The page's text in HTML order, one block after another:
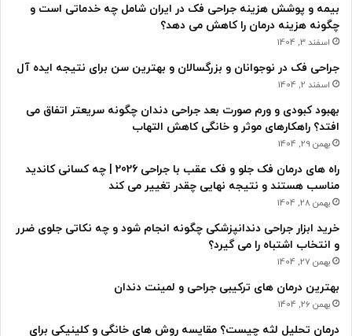
بیمه و پوشش هزینه جراحی فک در ایران شامل چه خدماتی است و
چگونه هزینه درمان را کاهش می دهد؟
اسفند 3, 1404
جراحی فک در نوجوانان و بزرگسالان و بهترین سن برای نتیجه ایده آل
اسفند 2, 1404
بهبود کبودی و ورم صورت بعد جراحی دندان چگونه سریعتر اتفاق می
افتد؟ راهکارهای موثر و خانگی کاهش التهاب
بهمن 29, 1404
راه های درمان فک جلو و فک عقب با جراحی 2026 | چه کسانی کاندید
مناسب هستند و نتیجه نهایی چقدر تغییر می کند
بهمن 28, 1404
خرید ابزار جراحی دندانپزشکی چگونه انجام شود و چه نکاتی جلوی ضرر
و انتخاب اشتباه را می گیرد؟
بهمن 27, 1404
بهترین درمان های ترکیبی جراحی و لمینت دندان
بهمن 26, 1404
درمان تحلیل لثه چیست؟ مقایسه روش های خانگی و کلینیکی برای